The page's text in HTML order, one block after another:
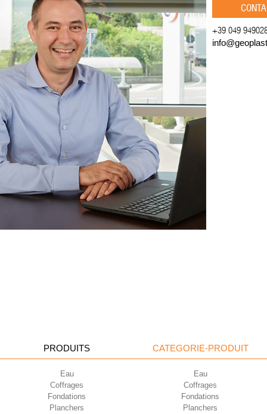
+39 049
PRODUITS
Eau
Coffrages
Fondations
Planchers
CATEGORIE-PRODUIT
Eau
Coffrages
Fondations
Planchers